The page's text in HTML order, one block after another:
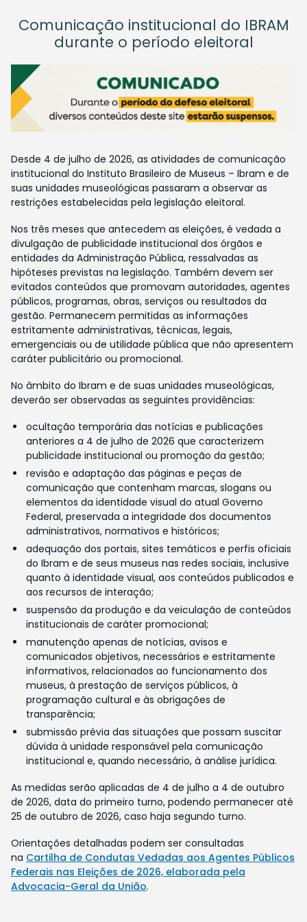
Comunicação institucional do IBRAM
durante o período eleitoral
Desde 4 de julho de 2026, as atividades de comunicação
institucional do Instituto Brasileiro de Museus – Ibram e de
suas unidades museológicas passaram a observar as
restrições estabelecidas pela legislação eleitoral.
Nos três meses que antecedem as eleições, é vedada a
divulgação de publicidade institucional dos órgãos e
entidades da Administração Pública, ressalvadas as
hipóteses previstas na legislação. Também devem ser
evitados conteúdos que promovam autoridades, agentes
públicos, programas, obras, serviços ou resultados da
gestão. Permanecem permitidas as informações
estritamente administrativas, técnicas, legais,
emergenciais ou de utilidade pública que não apresentem
caráter publicitário ou promocional.
No âmbito do Ibram e de suas unidades museológicas,
deverão ser observadas as seguintes providências:
ocultação temporária das notícias e publicações
anteriores a 4 de julho de 2026 que caracterizem
publicidade institucional ou promoção da gestão;
revisão e adaptação das páginas e peças de
comunicação que contenham marcas, slogans ou
elementos da identidade visual do atual Governo
Federal, preservada a integridade dos documentos
administrativos, normativos e históricos;
adequação dos portais, sites temáticos e perfis oficiais
do Ibram e de seus museus nas redes sociais, inclusive
quanto à identidade visual, aos conteúdos publicados e
aos recursos de interação;
suspensão da produção e da veiculação de conteúdos
institucionais de caráter promocional;
manutenção apenas de notícias, avisos e
comunicados objetivos, necessários e estritamente
informativos, relacionados ao funcionamento dos
museus, à prestação de serviços públicos, à
programação cultural e às obrigações de
transparência;
submissão prévia das situações que possam suscitar
dúvida à unidade responsável pela comunicação
institucional e, quando necessário, à análise jurídica.
As medidas serão aplicadas de 4 de julho a 4 de outubro
de 2026, data do primeiro turno, podendo permanecer até
25 de outubro de 2026, caso haja segundo turno.
Orientações detalhadas podem ser consultadas
na Cartilha de Condutas Vedadas aos Agentes Públicos
Federais nas Eleições de 2026, elaborada pela
Advocacia-Geral da União.